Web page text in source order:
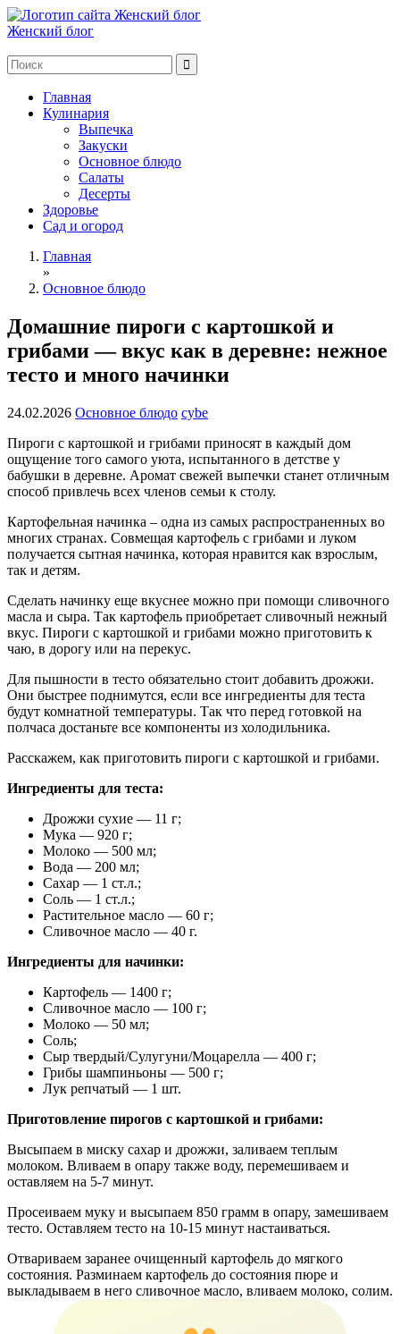
Женский блог
Главная
Кулинария
Выпечка
Закуски
Основное блюдо
Салаты
Десерты
Здоровье
Сад и огород
Главная
»
Основное блюдо
Домашние пироги с картошкой и
грибами — вкус как в деревне: нежное
тесто и много начинки
24.02.2026 Основное блюдо cybe
Пироги с картошкой и грибами приносят в каждый дом
ощущение того самого уюта, испытанного в детстве у
бабушки в деревне. Аромат свежей выпечки станет отличным
способ привлечь всех членов семьи к столу.
Картофельная начинка – одна из самых распространенных во
многих странах. Совмещая картофель с грибами и луком
получается сытная начинка, которая нравится как взрослым,
так и детям.
Сделать начинку еще вкуснее можно при помощи сливочного
масла и сыра. Так картофель приобретает сливочный нежный
вкус. Пироги с картошкой и грибами можно приготовить к
чаю, в дорогу или на перекус.
Для пышности в тесто обязательно стоит добавить дрожжи.
Они быстрее поднимутся, если все ингредиенты для теста
будут комнатной температуры. Так что перед готовкой на
полчаса достаньте все компоненты из холодильника.
Расскажем, как приготовить пироги с картошкой и грибами.
Ингредиенты для теста:
Дрожжи сухие — 11 г;
Мука — 920 г;
Молоко — 500 мл;
Вода — 200 мл;
Сахар — 1 ст.л.;
Соль — 1 ст.л.;
Растительное масло — 60 г;
Сливочное масло — 40 г.
Ингредиенты для начинки:
Картофель — 1400 г;
Сливочное масло — 100 г;
Молоко — 50 мл;
Соль;
Сыр твердый/Сулугуни/Моцарелла — 400 г;
Грибы шампиньоны — 500 г;
Лук репчатый — 1 шт.
Приготовление пирогов с картошкой и грибами:
Высыпаем в миску сахар и дрожжи, заливаем теплым
молоком. Вливаем в опару также воду, перемешиваем и
оставляем на 5-7 минут.
Просеиваем муку и высыпаем 850 грамм в опару, замешиваем
тесто. Оставляем тесто на 10-15 минут настаиваться.
Отвариваем заранее очищенный картофель до мягкого
состояния. Разминаем картофель до состояния пюре и
выкладываем в него сливочное масло, вливаем молоко, солим.